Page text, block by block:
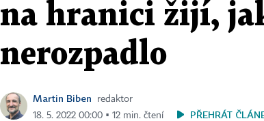
na hranici žijí,
nerozpadlo
Martin Biben
redaktor
18. 5. 2022 00:00 ▪ 12 min. čtení
PŘEHRÁT